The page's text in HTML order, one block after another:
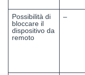
Possibilità di
bloccare il
dispositivo da
remoto
–